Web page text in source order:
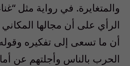
والمتغايرة. في رواية مثل
الرأي على أن مجالها
أن ما تسعى إلى تفكيره
الحرب بالناس وأجلتهم عن